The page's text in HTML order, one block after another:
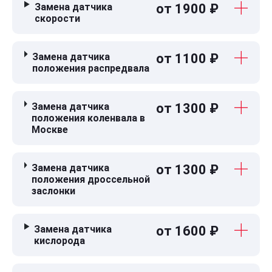
Замена датчика
скорости
от 1900 ₽
Замена датчика
положения распредвала
от 1100 ₽
Замена датчика
положения коленвала в
Москве
от 1300 ₽
Замена датчика
положения дроссельной
заслонки
от 1300 ₽
Замена датчика
кислорода
от 1600 ₽